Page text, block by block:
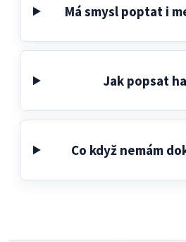
Má smysl poptat i
Jak popsat
Co když nemám